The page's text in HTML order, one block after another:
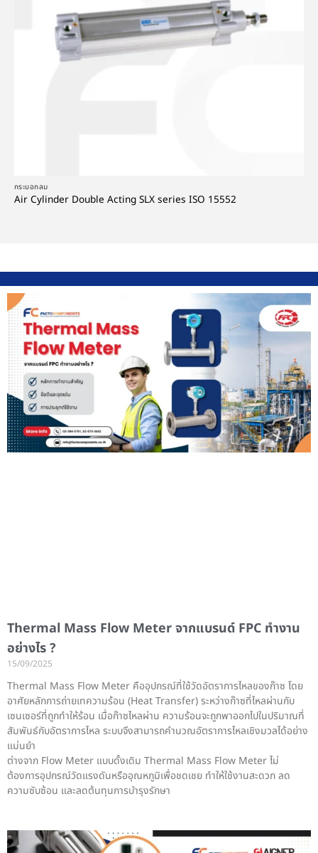
กระบอกลม
Air Cylinder Double Acting SLX series ISO 15552
Thermal Mass Flow Meter จากแบรนด์ FPC ทำงาน
อย่างไร ?
15/09/2025
Thermal Mass Flow Meter คืออุปกรณ์ที่ใช้วัดอัตราการไหลของก๊าซ โดย
อาศัยหลักการถ่ายเทความร้อน (Heat Transfer) ระหว่างก๊าซที่ไหลผ่านกับ
เซนเซอร์ที่ถูกทำให้ร้อน เมื่อก๊าซไหลผ่าน ความร้อนจะถูกพาออกไปในปริมาณที่
สัมพันธ์กับอัตราการไหล ระบบจึงสามารถคำนวณอัตราการไหลเชิงมวลได้อย่าง
แม่นยำ
ต่างจาก Flow Meter แบบดั้งเดิม Thermal Mass Flow Meter ไม่
ต้องการอุปกรณ์วัดแรงดันหรืออุณหภูมิเพื่อชดเชย ทำให้ใช้งานสะดวก ลด
ความซับซ้อน และลดต้นทุนการบำรุงรักษา